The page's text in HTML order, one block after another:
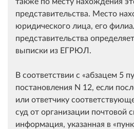
представительства. Место
юридического лица, его
представительства
выписки из ЕГРЮЛ.
В соответствии с
абзацем 5
постановления N 12, если
или ответчику
суд от организации почтовой
информация, указанная в